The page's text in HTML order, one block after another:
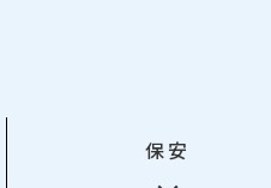
保安